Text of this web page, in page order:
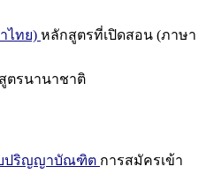
ไทย) หลักสูตรที่เปิดสอน (ภาษา
ตรนานาชาติ
บปริญญาบัณฑิต การสมัครเข้า